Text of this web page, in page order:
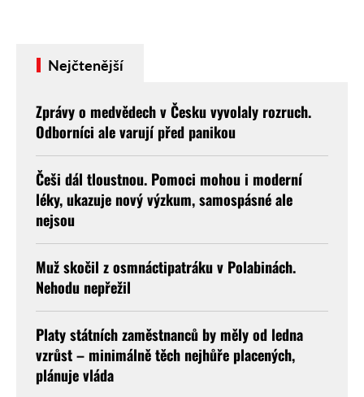
Nejčtenější
Zprávy o medvědech v Česku vyvolaly rozruch.
Odborníci ale varují před panikou
Češi dál tloustnou. Pomoci mohou i moderní
léky, ukazuje nový výzkum, samospásné ale
nejsou
Muž skočil z osmnáctipatráku v Polabinách.
Nehodu nepřežil
Platy státních zaměstnanců by měly od ledna
vzrůst – minimálně těch nejhůře placených,
plánuje vláda